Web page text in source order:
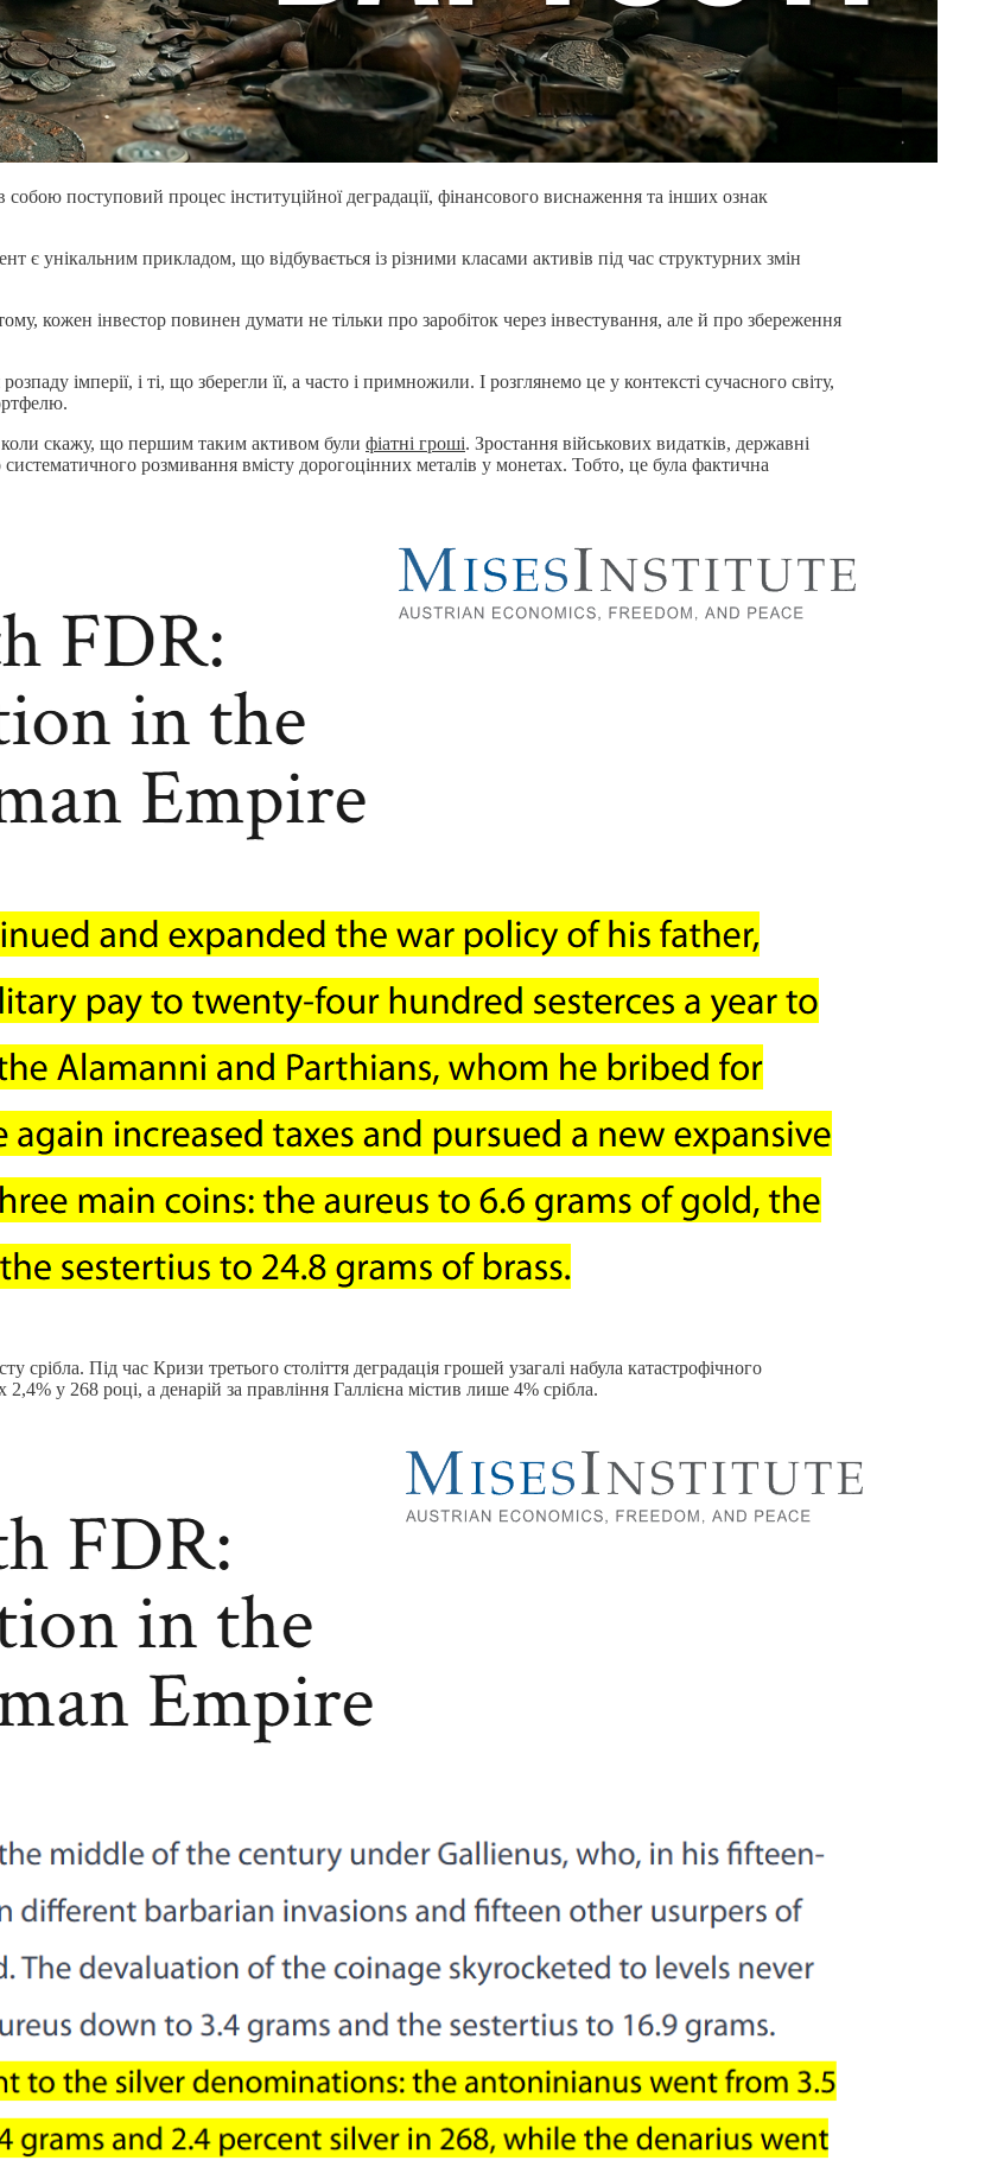
поступовий процес інституційної деградації, фінансового виснаження та інших ознак
є унікальним прикладом, що відбувається із різними класами активів під час структурних змін
кожен інвестор повинен думати не тільки про заробіток через інвестування, але й про збереження
імперії, і ті, що зберегли її, а часто і примножили. І розглянемо це у контексті сучасного світу,
скажу, що першим таким активом були фіатні гроші. Зростання військових видатків, державні
розмивання вмісту дорогоцінних металів у монетах. Тобто, це була фактична
Під час Кризи третього століття деградація грошей узагалі набула катастрофічного
у 268 році, а денарій за правління Галлієна містив лише 4% срібла.